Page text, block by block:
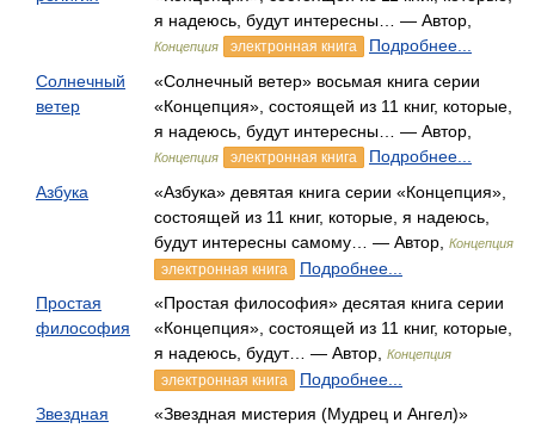
я надеюсь, будут интересны… — Автор,
Концепция электронная книга
Подробнее...
Солнечный
ветер
«Солнечный ветер» восьмая книга серии
«Концепция», состоящей из 11 книг, которые,
я надеюсь, будут интересны… — Автор,
Концепция электронная книга
Подробнее...
Азбука
«Азбука» девятая книга серии «Концепция»,
состоящей из 11 книг, которые, я надеюсь,
будут интересны самому… — Автор,
Концепция
электронная книга
Подробнее...
Простая
философия
«Простая философия» десятая книга серии
«Концепция», состоящей из 11 книг, которые,
я надеюсь, будут… — Автор,
Концепция
электронная книга
Подробнее...
Звездная
«Звездная мистерия (Мудрец и Ангел)»